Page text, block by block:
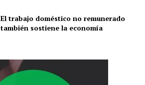
El trabajo doméstico no remunerado
también sostiene la economía